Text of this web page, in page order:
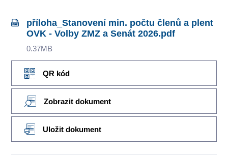
příloha_Stanovení min. počtu členů a plent
OVK - Volby ZMZ a Senát 2026.pdf
0.37MB
QR kód
Zobrazit dokument
Uložit dokument